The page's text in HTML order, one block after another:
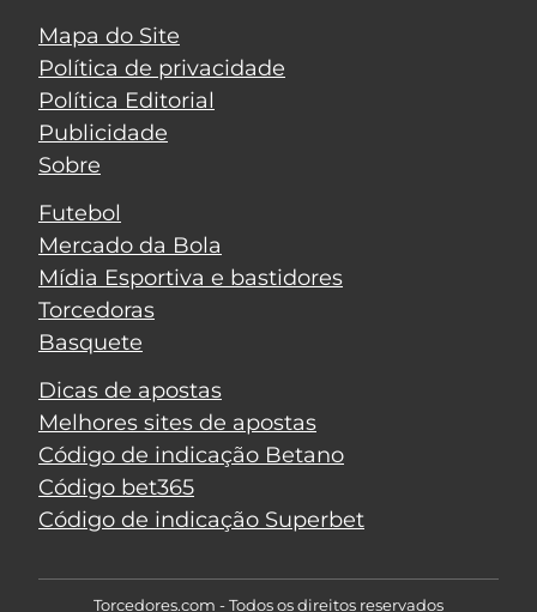
Mapa do Site
Política de privacidade
Política Editorial
Publicidade
Sobre
Futebol
Mercado da Bola
Mídia Esportiva e bastidores
Torcedoras
Basquete
Dicas de apostas
Melhores sites de apostas
Código de indicação Betano
Código bet365
Código de indicação Superbet
Torcedores.com - Todos os direitos reservados